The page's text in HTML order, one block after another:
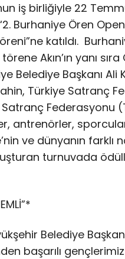
iş birliğiyle 22
Burhaniye Ören
katıldı.
Akın’ın yanı sıra
Belediye Başkanı Ali
Türkiye Satranç
Federasyonu
antrenörler,
ve dünyanın farklı
turnuvada
Belediye
başarılı